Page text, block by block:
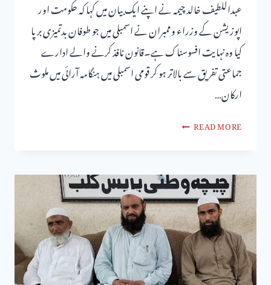
عبداللطیف خالد چیمہ نے اپنے ایک بیان میں کہا کہ حکومت اور
اپوزیشن کے وزراء وممبران نے اسمبلی میں جو طوفان بدتمیزی برپا
کیا وہ نہایت افسوسناک ہے۔قانون نافذ کرنے والے ادارے
جماعتی تفریق سے بالاتر ہو کر قومی اسمبلی میں ہنگامہ آرائی میں ملوث
ارکان…
READ MORE